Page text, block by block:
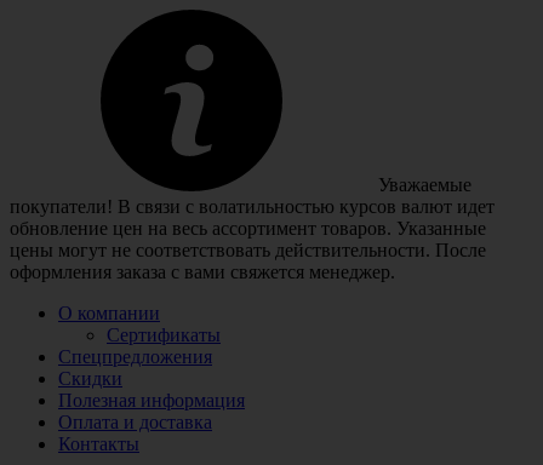
Уважаемые
покупатели! В связи с волатильностью курсов валют идет
обновление цен на весь ассортимент товаров. Указанные
цены могут не соответствовать действительности. После
оформления заказа с вами свяжется менеджер.
О компании
Сертификаты
Спецпредложения
Скидки
Полезная информация
Оплата и доставка
Контакты